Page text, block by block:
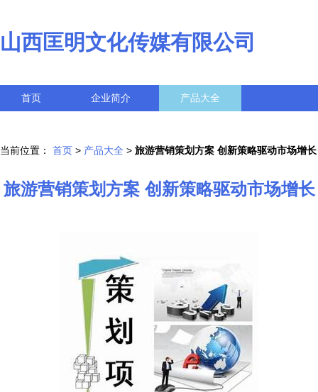
山西匡明文化传媒有限公司
首页 企业简介 产品大全
当前位置： 首页 > 产品大全 > 旅游营销策划方案 创新策略驱动市场增长
旅游营销策划方案 创新策略驱动市场增长